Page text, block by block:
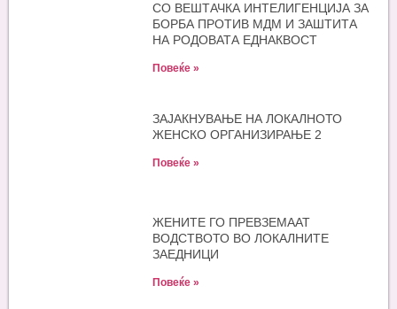
СО ВЕШТАЧКА ИНТЕЛИГЕНЦИЈА ЗА
БОРБА ПРОТИВ МДМ И ЗАШТИТА
НА РОДОВАТА ЕДНАКВОСТ
Повеќе »
ЗАЈАКНУВАЊЕ НА ЛОКАЛНОТО
ЖЕНСКО ОРГАНИЗИРАЊЕ 2
Повеќе »
ЖЕНИТЕ ГО ПРЕВЗЕМААТ
ВОДСТВОТО ВО ЛОКАЛНИТЕ
ЗАЕДНИЦИ
Повеќе »